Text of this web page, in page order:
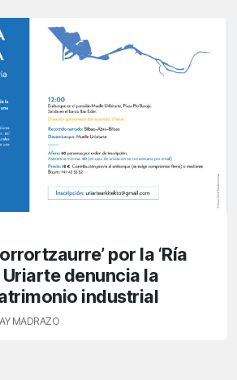
por la ‘Ría
Uriarte denuncia la
industrial
MADRAZO